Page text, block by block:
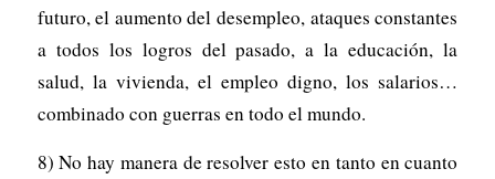
futuro, el aumento del desempleo, ataques constantes
a todos los logros del pasado, a la educación, la
salud, la vivienda, el empleo digno, los salarios…
combinado con guerras en todo el mundo.
8) No hay manera de resolver esto en tanto en cuanto